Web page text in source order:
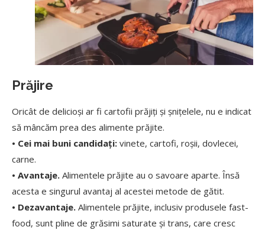
Prăjire
Oricât de delicioși ar fi cartofii prăjiți și șnițelele, nu e indicat
să mâncăm prea des alimente prăjite.
• Cei mai buni candidați: vinete, cartofi, roșii, dovlecei,
carne.
• Avantaje. Alimentele prăjite au o savoare aparte. Însă
acesta e singurul avantaj al acestei metode de gătit.
• Dezavantaje. Alimentele prăjite, inclusiv produsele fast-
food, sunt pline de grăsimi saturate și trans, care cresc